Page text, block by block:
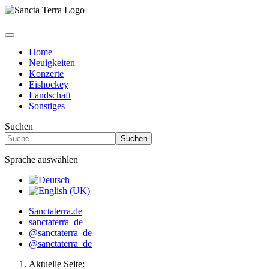
Home
Neuigkeiten
Konzerte
Eishockey
Landschaft
Sonstiges
Suchen
Suchen
Sprache auswählen
Sanctaterra.de
sanctaterra_de
@sanctaterra_de
@sanctaterra_de
Aktuelle Seite: